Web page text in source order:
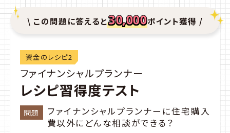
\ この問題に答えると30,000ポイント獲得 /
資金のレシピ2
ファイナンシャルプランナー
レシピ習得度テスト
問題
ファイナンシャルプランナーに住宅購入
費以外にどんな相談ができる？